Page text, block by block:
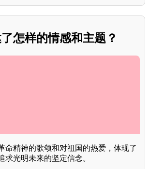
怎样的情感和主题？
命精神的歌颂和对祖国的热爱，体现了
求光明未来的坚定信念。